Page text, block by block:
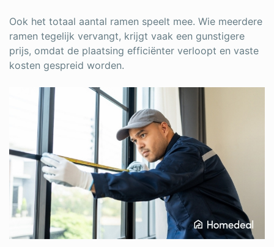
Ook het totaal aantal ramen speelt mee. Wie meerdere
ramen tegelijk vervangt, krijgt vaak een gunstigere
prijs, omdat de plaatsing efficiënter verloopt en vaste
kosten gespreid worden.